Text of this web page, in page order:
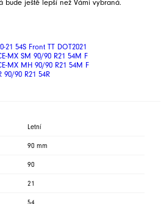
bude ještě lepší než Vámi vybraná.
21 54S Front TT DOT2021
MX SM 90/90 R21 54M F
MX MH 90/90 R21 54M F
90/90 R21 54R
Letní
90 mm
90
21